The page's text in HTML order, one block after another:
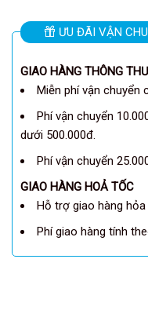
ƯU ĐÃI VẬN
GIAO HÀNG THÔNG
Miễn phí vận chuyển
Phí vận chuyển
dưới 500.000đ.
Phí vận chuyển
GIAO HÀNG HOẢ TỐC
Hỗ trợ giao hàng
Phí giao hàng tính